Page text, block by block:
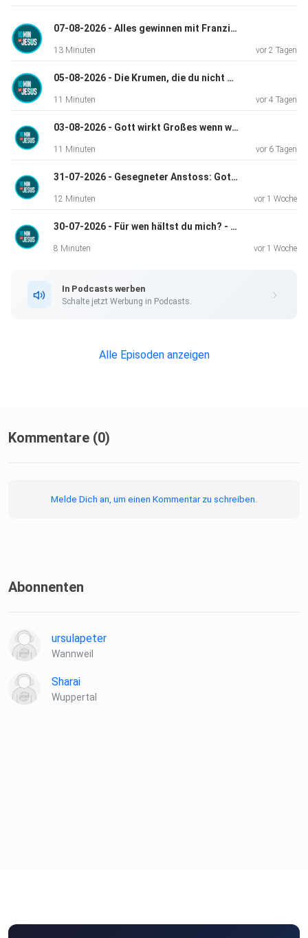
07-08-2026 - Alles gewinnen mit Franziskus, Klara und Carlo Acutis! - 10 Minuten mit Jesus
13 Minuten vor 2 Tagen
05-08-2026 - Die Krumen, die du nicht zählst - 10 Minuten mit Jesus
11 Minuten vor 4 Tagen
03-08-2026 - Gott wirkt Großes wenn wir ihm vertrauen. - 10 Minuten mit Jesus
11 Minuten vor 6 Tagen
31-07-2026 - Gesegneter Anstoss: Gott in den Katastrophen des Alltags - 10 Minuten mit Jesus
12 Minuten vor 1 Woche
30-07-2026 - Für wen hältst du mich? - 10 Minuten mit Jesus
8 Minuten vor 1 Woche
In Podcasts werben
Schalte jetzt Werbung in Podcasts.
Alle Episoden anzeigen
Kommentare (0)
Melde Dich an, um einen Kommentar zu schreiben.
Abonnenten
ursulapeter
Wannweil
Sharai
Wuppertal